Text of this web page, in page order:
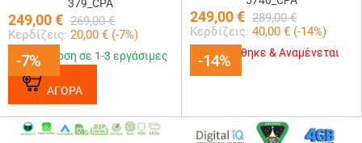
-7%
379_CPA
249,00€ 269,00 €
Κερδίζεις: 20,00 € (-7%)
-7%
Παράδοση σε 1-3 εργάσιμες
ΑΓΟΡΑ
-14%
249,00€ 289,00 €
Κερδίζεις: 40,00 € (-14%)
-14%
Εξαντλήθηκε & Αναμένεται